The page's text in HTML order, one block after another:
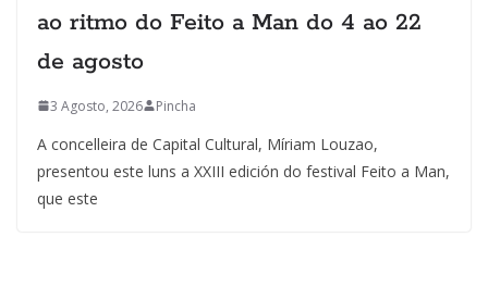
ao ritmo do Feito a Man do 4 ao 22
de agosto
3 Agosto, 2026 Pincha
A concelleira de Capital Cultural, Míriam Louzao,
presentou este luns a XXIII edición do festival Feito a Man,
que este